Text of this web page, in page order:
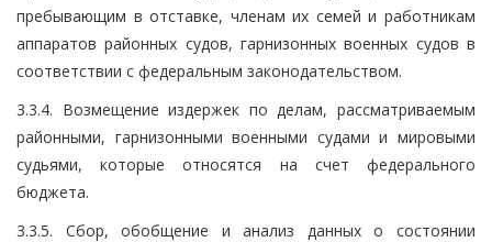
пребывающим в отставке, членам их семей и работникам
аппаратов районных судов, гарнизонных военных судов в
соответствии с федеральным законодательством.
3.3.4. Возмещение издержек по делам, рассматриваемым
районными, гарнизонными военными судами и мировыми
судьями, которые относятся на счет федерального
бюджета.
3.3.5. Сбор, обобщение и анализ данных о состоянии